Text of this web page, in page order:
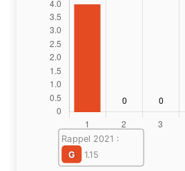
Rappel 2021 :
G
1.15